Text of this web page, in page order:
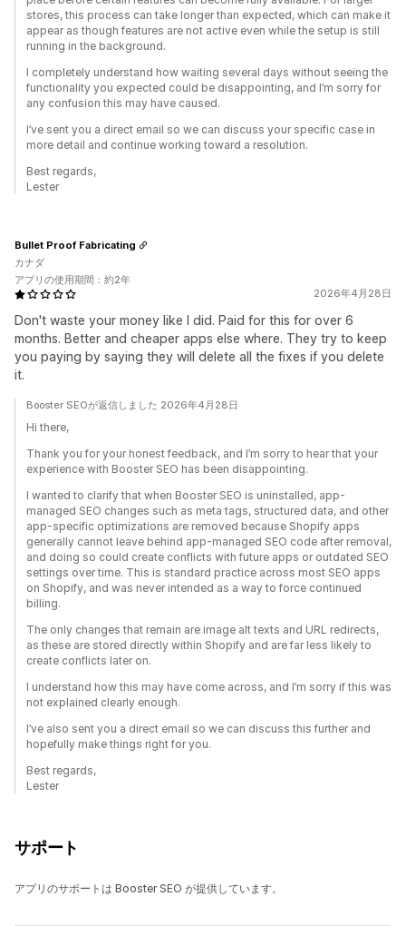
stores, this process can take longer than expected, which can make it
appear as though features are not active even while the setup is still
running in the background.
I completely understand how waiting several days without seeing the
functionality you expected could be disappointing, and I’m sorry for
any confusion this may have caused.
I’ve sent you a direct email so we can discuss your specific case in
more detail and continue working toward a resolution.
Best regards,
Lester
2026年4月28日
Don't waste your money like I did. Paid for this for over 6
months. Better and cheaper apps else where. They try to keep
you paying by saying they will delete all the fixes if you delete
it.
Bullet Proof Fabricating
カナダ
アプリの使用期間：約2年
Booster SEOが返信しました 2026年4月28日
Hi there,
Thank you for your honest feedback, and I’m sorry to hear that your
experience with Booster SEO has been disappointing.
I wanted to clarify that when Booster SEO is uninstalled, app-
managed SEO changes such as meta tags, structured data, and other
app-specific optimizations are removed because Shopify apps
generally cannot leave behind app-managed SEO code after removal,
and doing so could create conflicts with future apps or outdated SEO
settings over time. This is standard practice across most SEO apps
on Shopify, and was never intended as a way to force continued
billing.
The only changes that remain are image alt texts and URL redirects,
as these are stored directly within Shopify and are far less likely to
create conflicts later on.
I understand how this may have come across, and I’m sorry if this was
not explained clearly enough.
I’ve also sent you a direct email so we can discuss this further and
hopefully make things right for you.
Best regards,
Lester
サポート
アプリのサポートは Booster SEO が提供しています。